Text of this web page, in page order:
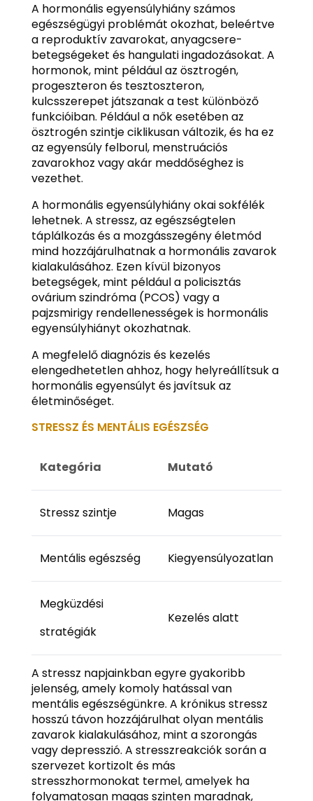
A hormonális egyensúlyhiány számos
egészségügyi problémát okozhat, beleértve
a reproduktív zavarokat, anyagcsere-
betegségeket és hangulati ingadozásokat. A
hormonok, mint például az ösztrogén,
progeszteron és tesztoszteron,
kulcsszerepet játszanak a test különböző
funkcióiban. Például a nők esetében az
ösztrogén szintje ciklikusan változik, és ha ez
az egyensúly felborul, menstruációs
zavarokhoz vagy akár meddőséghez is
vezethet.
A hormonális egyensúlyhiány okai sokfélék
lehetnek. A stressz, az egészségtelen
táplálkozás és a mozgásszegény életmód
mind hozzájárulhatnak a hormonális zavarok
kialakulásához. Ezen kívül bizonyos
betegségek, mint például a policisztás
ovárium szindróma (PCOS) vagy a
pajzsmirigy rendellenességek is hormonális
egyensúlyhiányt okozhatnak.
A megfelelő diagnózis és kezelés
elengedhetetlen ahhoz, hogy helyreállítsuk a
hormonális egyensúlyt és javítsuk az
életminőséget.
STRESSZ ÉS MENTÁLIS EGÉSZSÉG
Kategória Mutató
Stressz szintje Magas
Mentális egészség Kiegyensúlyozatlan
Megküzdési
stratégiák
Kezelés alatt
A stressz napjainkban egyre gyakoribb
jelenség, amely komoly hatással van
mentális egészségünkre. A krónikus stressz
hosszú távon hozzájárulhat olyan mentális
zavarok kialakulásához, mint a szorongás
vagy depresszió. A stresszreakciók során a
szervezet kortizolt és más
stresszhormonokat termel, amelyek ha
folyamatosan magas szinten maradnak,